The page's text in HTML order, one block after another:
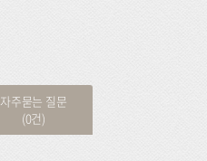
자주묻는 질문
(0건)